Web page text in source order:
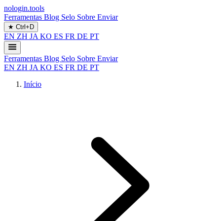
nologin.tools
Ferramentas Blog Selo Sobre Enviar
★ Ctrl+D
EN ZH JA KO ES FR DE PT
Ferramentas Blog Selo Sobre Enviar
EN ZH JA KO ES FR DE PT
Início